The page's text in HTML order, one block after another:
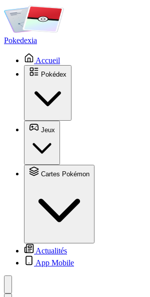
Pokedexia
Accueil
Actualités
App Mobile